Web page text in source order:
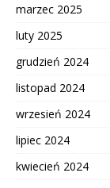
marzec 2025
luty 2025
grudzień 2024
listopad 2024
wrzesień 2024
lipiec 2024
kwiecień 2024